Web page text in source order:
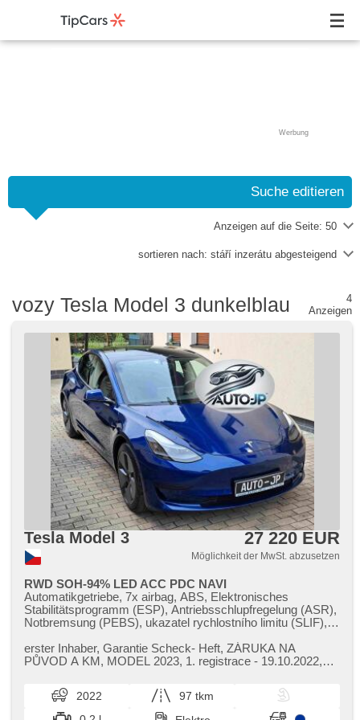
Werbung
Suche editieren
Anzeigen auf die Seite: 50
sortieren nach: stáří inzerátu abgesteigend
vozy Tesla Model 3 dunkelblau
4
Anzeigen
Tesla Model 3 27 220 EUR
Möglichkeit der MwSt. abzusetzen
RWD SOH-94% LED ACC PDC NAVI
Automatikgetriebe, 7x airbag, ABS, Elektronisches
Stabilitätsprogramm (ESP), Antriebsschlupfregelung (ASR),
Notbremsung (PEBS), ukazatel rychlostního limitu (SLIF),
Servolenkung, 2-Zonen Klimaanlage, Klimaautomatik,
Standheizung, Standheizung mit Zeitvorwärmer, Adaptive
matrixové světlomety, LED denní svícení, automatické
přepínání dálkových světel, Alufelgen, Bordcomputer,
hlasové ovládání palubního počítače, dotykové ovládání
erster Inhaber,​ Garantie Scheck​- Heft,​ ZÁRUKA NA
PŮVOD A KM,​ MODEL 2023,​ 1. registrace ​- 19.10.2022,​
2022
97 tkm